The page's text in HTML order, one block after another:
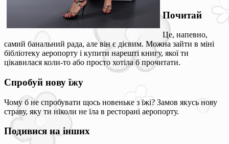
Почитай
Це, напевно,
самий банальний рада, але він є дієвим. Можна зайти в міні
бібліотеку аеропорту і купити нарешті книгу, якої ти
цікавилася коли-то або просто хотіла б прочитати.
Спробуй нову їжу
Чому б не спробувати щось новеньке з їжі? Замов якусь нову
страву, яку ти ніколи не їла в ресторані аеропорту.
Подивися на інших